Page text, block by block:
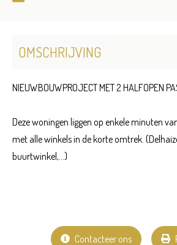
OMSCHRIJVING
NIEUWBOUWPROJECT MET 2 HALFOPEN
Deze woningen liggen op enkele minuten
met alle winkels in de korte omtrek.
buurtwinkel,...)
Contacteer ons